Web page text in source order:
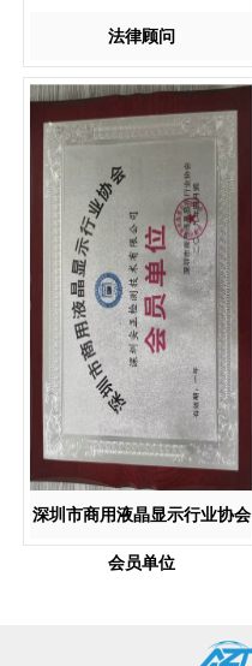
法律顾问
深圳市商用液晶显示行业协会
会员单位